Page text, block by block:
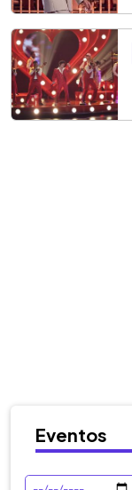
Eventos